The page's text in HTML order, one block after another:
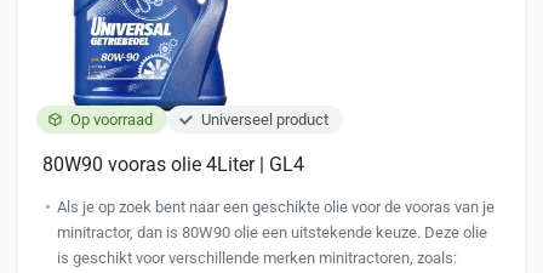
Op voorraad Universeel product
80W90 vooras olie 4Liter | GL4
Als je op zoek bent naar een geschikte olie voor de vooras van je
minitractor, dan is 80W90 olie een uitstekende keuze. Deze olie
is geschikt voor verschillende merken minitractoren, zoals: